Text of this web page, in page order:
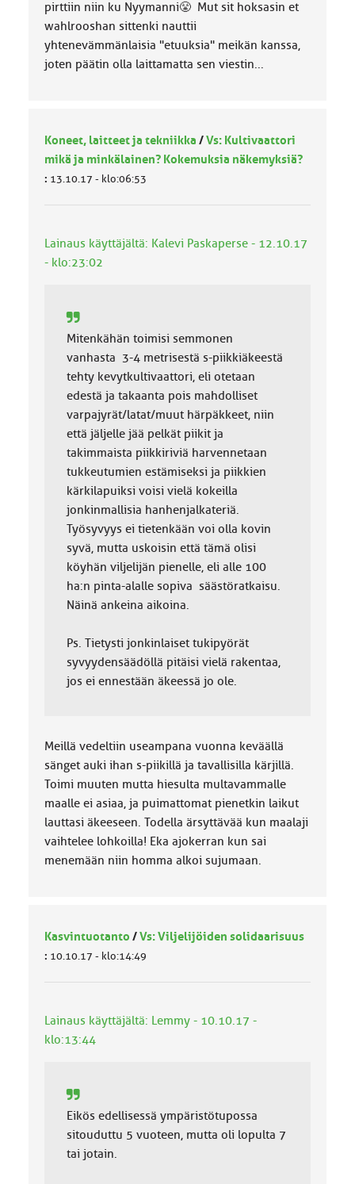
pirttiin niin ku Nyymanni😤 Mut sit hoksasin et
wahlrooshan sittenki nauttii
yhtenevämmänlaisia "etuuksia" meikän kanssa,
joten päätin olla laittamatta sen viestin...
Koneet, laitteet ja tekniikka /Vs: Kultivaattori
mikä ja minkälainen? Kokemuksia näkemyksiä?
: 13.10.17 - klo:06:53
Lainaus käyttäjältä: Kalevi Paskaperse - 12.10.17
- klo:23:02
Mitenkähän toimisi semmonen
vanhasta 3-4 metrisestä s-piikkiäkeestä
tehty kevytkultivaattori, eli otetaan
edestä ja takaanta pois mahdolliset
varpajyrät/latat/muut härpäkkeet, niin
että jäljelle jää pelkät piikit ja
takimmaista piikkiriviä harvennetaan
tukkeutumien estämiseksi ja piikkien
kärkilapuiksi voisi vielä kokeilla
jonkinmallisia hanhenjalkateriä.
Työsyvyys ei tietenkään voi olla kovin
syvä, mutta uskoisin että tämä olisi
köyhän viljelijän pienelle, eli alle 100
ha:n pinta-alalle sopiva säästöratkaisu.
Näinä ankeina aikoina.
Ps. Tietysti jonkinlaiset tukipyörät
syvyydensäädöllä pitäisi vielä rakentaa,
jos ei ennestään äkeessä jo ole.
Meillä vedeltiin useampana vuonna keväällä
sänget auki ihan s-piikillä ja tavallisilla kärjillä.
Toimi muuten mutta hiesulta multavammalle
maalle ei asiaa, ja puimattomat pienetkin laikut
lauttasi äkeeseen. Todella ärsyttävää kun maalaji
vaihtelee lohkoilla! Eka ajokerran kun sai
menemään niin homma alkoi sujumaan.
Kasvintuotanto /Vs: Viljelijöiden solidaarisuus
: 10.10.17 - klo:14:49
Lainaus käyttäjältä: Lemmy - 10.10.17 -
klo:13:44
Eikös edellisessä ympäristötupossa
sitouduttu 5 vuoteen, mutta oli lopulta 7
tai jotain.